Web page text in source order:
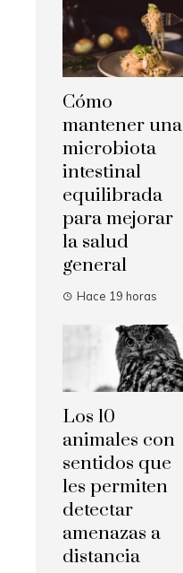
Cómo
mantener una
microbiota
intestinal
equilibrada
para mejorar
la salud
general
Hace 19 horas
Los 10
animales con
sentidos que
les permiten
detectar
amenazas a
distancia